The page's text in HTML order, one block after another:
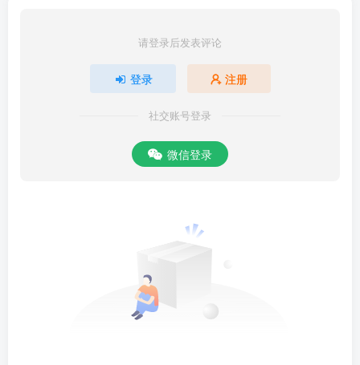
请登录后发表评论
登录 注册
社交账号登录
微信登录